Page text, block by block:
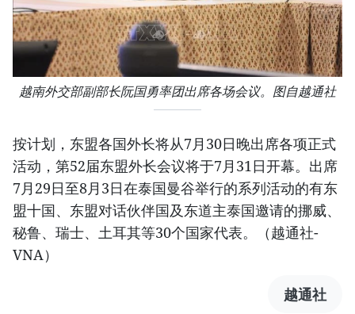
越南外交部副部长阮国勇率团出席各场会议。图自越通社
按计划，东盟各国外长将从7月30日晚出席各项正式
活动，第52届东盟外长会议将于7月31日开幕。出席
7月29日至8月3日在泰国曼谷举行的系列活动的有东
盟十国、东盟对话伙伴国及东道主泰国邀请的挪威、
秘鲁、瑞士、土耳其等30个国家代表。（越通社-
VNA）
越通社